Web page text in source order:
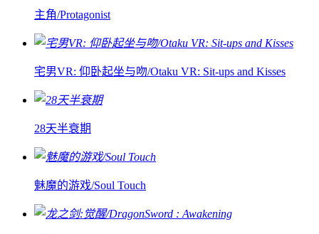
主角/Protagonist
宅男VR: 仰卧起坐与吻/Otaku VR: Sit-ups and Kisses
28天半衰期
魅魔的游戏/Soul Touch